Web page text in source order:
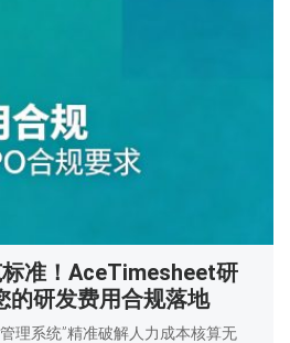
准！AceTimesheet研
的研发费用合规落地
理系统”精准破解人力成本核算无